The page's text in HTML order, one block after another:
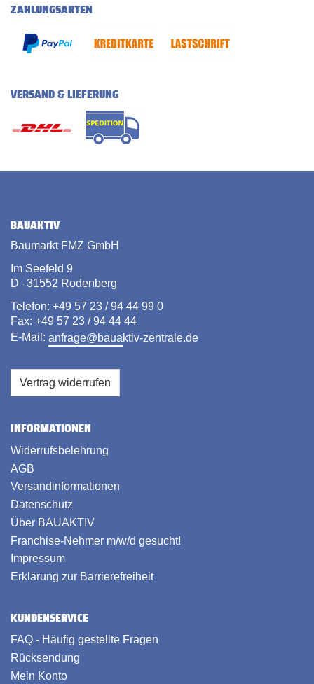
ZAHLUNGSARTEN
VERSAND & LIEFERUNG
BAUAKTIV
Baumarkt FMZ GmbH
Im Seefeld 9
D - 31552 Rodenberg
Telefon: +49 57 23 / 94 44 99 0
Fax: +49 57 23 / 94 44 44
E-Mail: anfrage@bauaktiv-zentrale.de
Vertrag widerrufen
INFORMATIONEN
Widerrufsbelehrung
AGB
Versandinformationen
Datenschutz
Über BAUAKTIV
Franchise-Nehmer m/w/d gesucht!
Impressum
Erklärung zur Barrierefreiheit
KUNDENSERVICE
FAQ - Häufig gestellte Fragen
Rücksendung
Mein Konto